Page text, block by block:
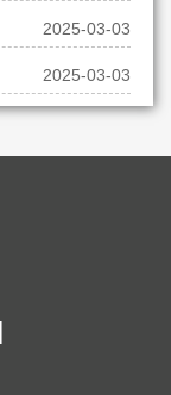
2025-03-03
2025-03-03